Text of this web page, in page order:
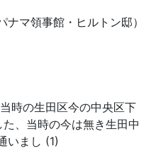
マ領事館・ヒルトン邸）
時の生田区今の中央区下
、当時の今は無き生田中
いまし (1)